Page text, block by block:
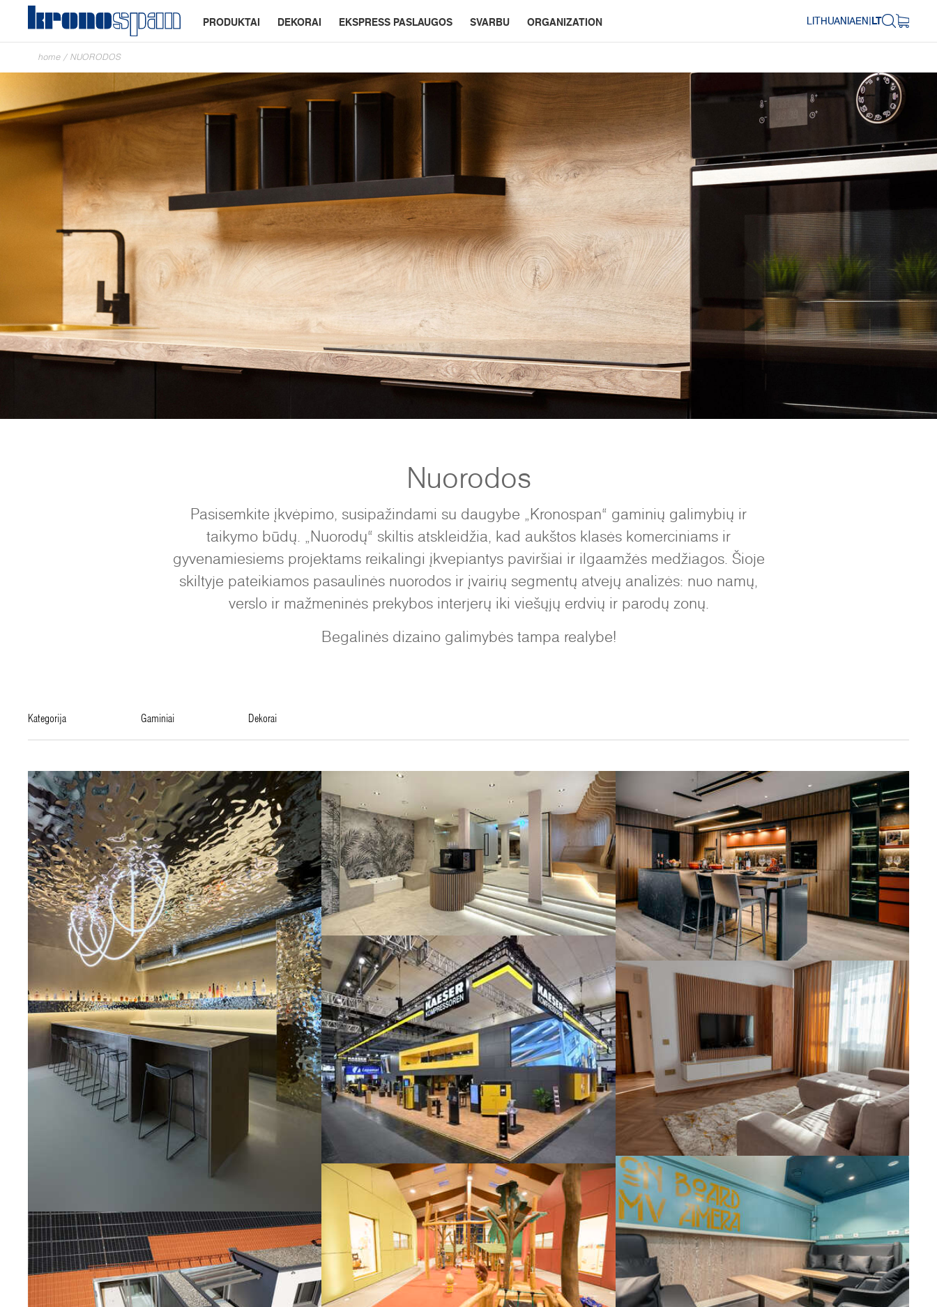
PRODUKTAI DEKORAI EKSPRESS PASLAUGOS SVARBU ORGANIZATION LITHUANIAEN|LT
home / NUORODOS
Nuorodos
Pasisemkite įkvėpimo, susipažindami su daugybe „Kronospan“ gaminių galimybių ir
taikymo būdų. „Nuorodų“ skiltis atskleidžia, kad aukštos klasės komerciniams ir
gyvenamiesiems projektams reikalingi įkvepiantys paviršiai ir ilgaamžės medžiagos. Šioje
skiltyje pateikiamos pasaulinės nuorodos ir įvairių segmentų atvejų analizės: nuo namų,
verslo ir mažmeninės prekybos interjerų iki viešųjų erdvių ir parodų zonų.
Begalinės dizaino galimybės tampa realybe!
kategorija gaminiai dekorai